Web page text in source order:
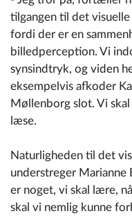
tilgangen til det
fordi der er en
billedperception. Vi
synsindtryk, og viden
eksempelvis afkoder
Møllenborg slot. Vi
læse.
Naturligheden til det
understreger Marianne
er noget, vi skal lære,
skal vi nemlig kunne